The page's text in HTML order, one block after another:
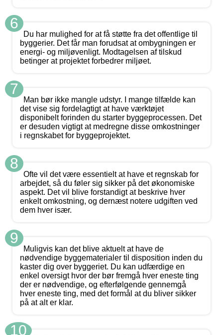
6
Du har mulighed for at få støtte fra det offentlige til
byggerier. Det får man forudsat at ombygningen er
energi- og miljøvenligt. Modtagelsen af tilskud
betinger at projektet forbedrer miljøet.
7
Man bør ikke mangle udstyr. I mange tilfælde kan
det vise sig fordelagtigt at have værktøjet
disponibelt forinden du starter byggeprocessen. Det
er desuden vigtigt at medregne disse omkostninger
i regnskabet for byggeprojektet.
8
Ofte vil det være essentielt at have et regnskab for
arbejdet, så du føler sig sikker på det økonomiske
aspekt. Det vil blive forstandigt at beskrive hver
enkelt omkostning, og dernæst notere udgiften ved
dem hver især.
9
Muligvis kan det blive aktuelt at have de
nødvendige byggematerialer til disposition inden du
kaster dig over byggeriet. Du kan udfærdige en
enkel oversigt hvor der bør fremgå hver eneste ting
der er nødvendige, og efterfølgende gennemgå
hver eneste ting, med det formål at du bliver sikker
på at alt er klar.
10